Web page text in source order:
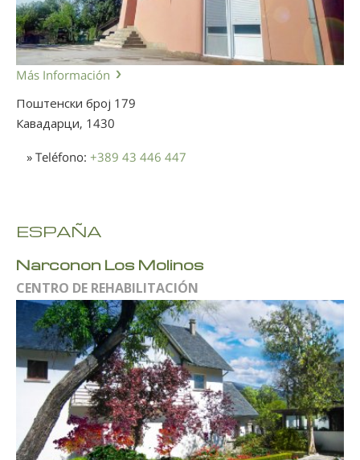
Más Información
Поштенски број 179
Кавадарци, 1430
» Teléfono: +389 43 446 447
ESPAÑA
Narconon Los Molinos
CENTRO DE REHABILITACIÓN